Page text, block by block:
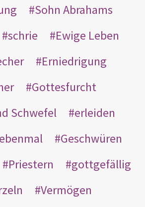
Sohn Abrahams
schrie
Ewige Leben
Erniedrigung
Gottesfurcht
Schwefel
erleiden
Geschwüren
Priestern
gottgefällig
Vermögen